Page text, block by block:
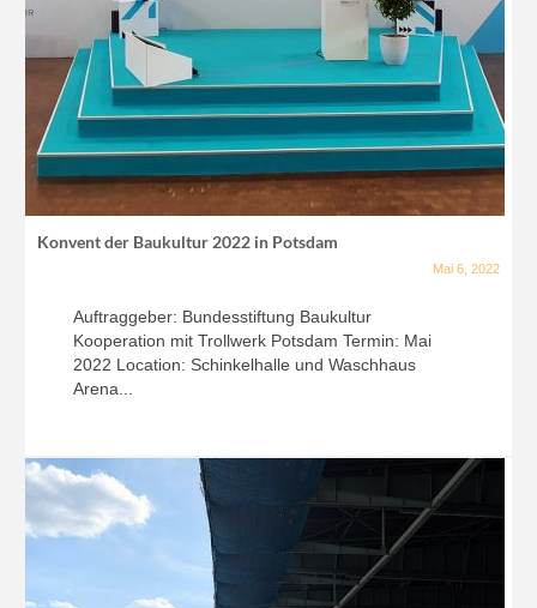
Konvent der Baukultur 2022 in Potsdam
Mai 6, 2022
Auftraggeber: Bundesstiftung Baukultur
Kooperation mit Trollwerk Potsdam Termin: Mai
2022 Location: Schinkelhalle und Waschhaus
Arena...